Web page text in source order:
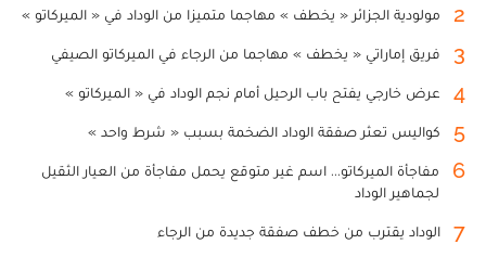
2 مولودية الجزائر « يخطف » مهاجما متميزا من الوداد في « الميركاتو »
3 فريق إماراتي « يخطف » مهاجما من الرجاء في الميركاتو الصيفي
4 عرض خارجي يفتح باب الرحيل أمام نجم الوداد في « الميركاتو »
5 كواليس تعثر صفقة الوداد الضخمة بسبب « شرط واحد »
6
مفاجأة الميركاتو... اسم غير متوقع يحمل مفاجأة من العيار الثقيل
لجماهير الوداد
7 الوداد يقترب من خطف صفقة جديدة من الرجاء